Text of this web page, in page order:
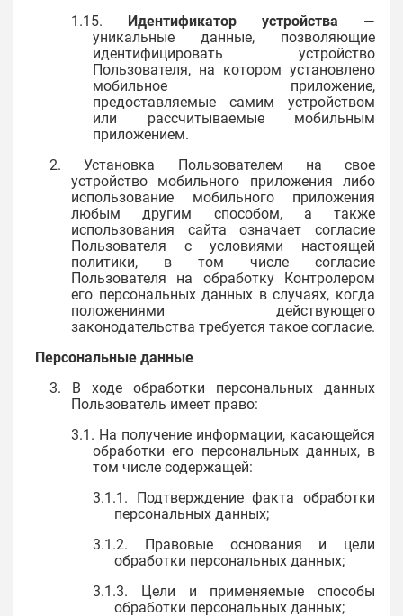
1.15. Идентификатор устройства —
уникальные данные, позволяющие
идентифицировать устройство
Пользователя, на котором установлено
мобильное приложение,
предоставляемые самим устройством
или рассчитываемые мобильным
приложением.
2. Установка Пользователем на свое
устройство мобильного приложения либо
использование мобильного приложения
любым другим способом, а также
использования сайта означает согласие
Пользователя с условиями настоящей
политики, в том числе согласие
Пользователя на обработку Контролером
его персональных данных в случаях, когда
положениями действующего
законодательства требуется такое согласие.
Персональные данные
3. В ходе обработки персональных данных
Пользователь имеет право:
3.1. На получение информации, касающейся
обработки его персональных данных, в
том числе содержащей:
3.1.1. Подтверждение факта обработки
персональных данных;
3.1.2. Правовые основания и цели
обработки персональных данных;
3.1.3. Цели и применяемые способы
обработки персональных данных;